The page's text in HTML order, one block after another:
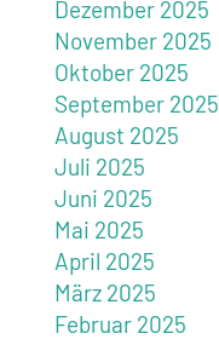
Dezember 2025
November 2025
Oktober 2025
September 2025
August 2025
Juli 2025
Juni 2025
Mai 2025
April 2025
März 2025
Februar 2025